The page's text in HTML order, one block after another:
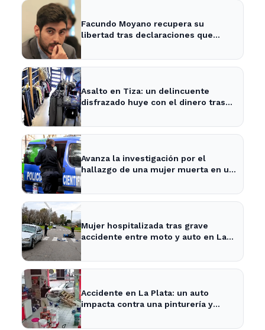
Facundo Moyano recupera su
libertad tras declaraciones que
Asalto en Tiza: un delincuente
disfrazado huye con el dinero tras
Avanza la investigación por el
hallazgo de una mujer muerta en un
Mujer hospitalizada tras grave
accidente entre moto y auto en La
Accidente en La Plata: un auto
impacta contra una pinturería y